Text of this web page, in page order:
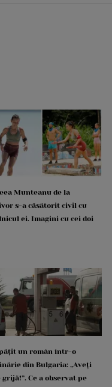
Munteanu de la
s-a căsătorit civil cu
ei. Imagini cu cei doi
pățit un român într-o
din Bulgaria: „Aveți
grijă!”. Ce a observat pe